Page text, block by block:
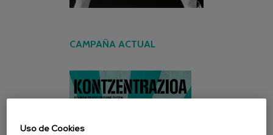
CAMPAÑA ACTUAL
Uso de Cookies